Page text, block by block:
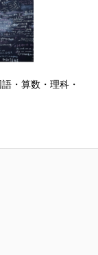
・算数・理科・